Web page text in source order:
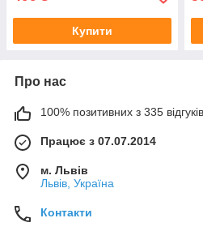
Купити
Про нас
100% позитивних з 335
Працює з 07.07.2014
м. Львів
Львів, Україна
Контакти